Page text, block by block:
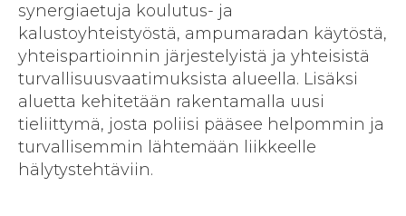
synergiaetuja koulutus- ja
kalustoyhteistyöstä, ampumaradan käytöstä,
yhteispartioinnin järjestelyistä ja yhteisistä
turvallisuusvaatimuksista alueella. Lisäksi
aluetta kehitetään rakentamalla uusi
tieliittymä, josta poliisi pääsee helpommin ja
turvallisemmin lähtemään liikkeelle
hälytystehtäviin.